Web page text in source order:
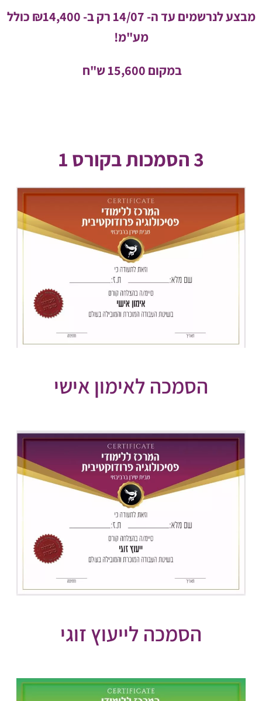
מבצע לנרשמים עד ה- 14/07 רק ב- ₪14,400 כולל
מע"מ!
במקום 15,600 ש"ח
3 הסמכות בקורס 1
הסמכה לאימון אישי
הסמכה לייעוץ זוגי